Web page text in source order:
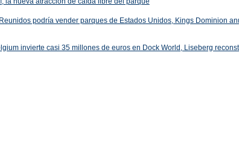
podría vender parques de Estados Unidos, Kings Dominion
invierte casi 35 millones de euros en Dock World, Liseberg